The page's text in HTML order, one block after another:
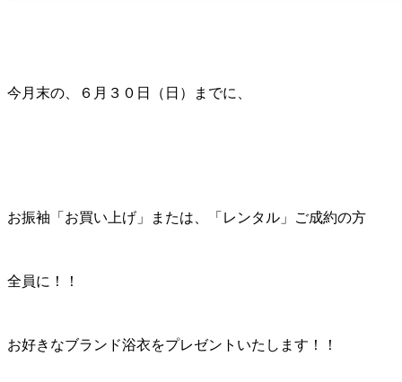
今月末の、６月３０日（日）までに、
お振袖「お買い上げ」または、「レンタル」ご成約の方
全員に！！
お好きなブランド浴衣をプレゼントいたします！！